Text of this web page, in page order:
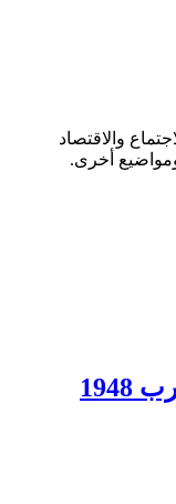
والاقتصاد
ومواضيع أخرى.